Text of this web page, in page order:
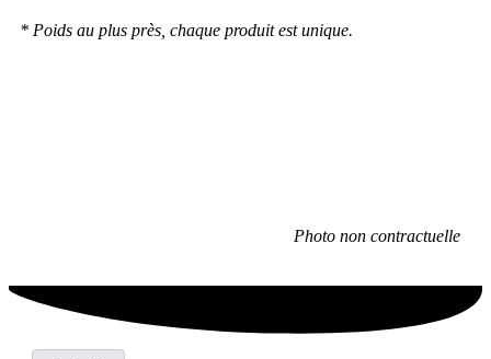
* Poids au plus près, chaque produit est unique.
Photo non contractuelle